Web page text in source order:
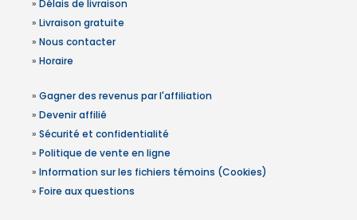
» Délais de livraison
» Livraison gratuite
» Nous contacter
» Horaire
» Gagner des revenus par l'affiliation
» Devenir affilié
» Sécurité et confidentialité
» Politique de vente en ligne
» Information sur les fichiers témoins (Cookies)
» Foire aux questions